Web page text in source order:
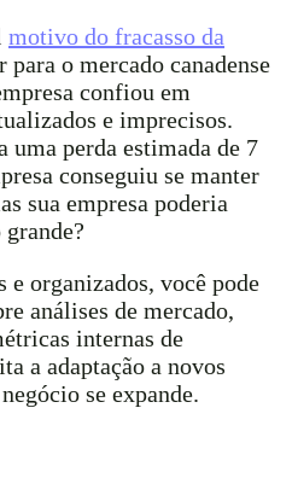
motivo do fracasso da
para o mercado canadense
confiou em
e imprecisos.
uma perda estimada de 7
conseguiu se manter
sua empresa poderia
e organizados, você pode
análises de mercado,
internas de
a adaptação a novos
se expande.